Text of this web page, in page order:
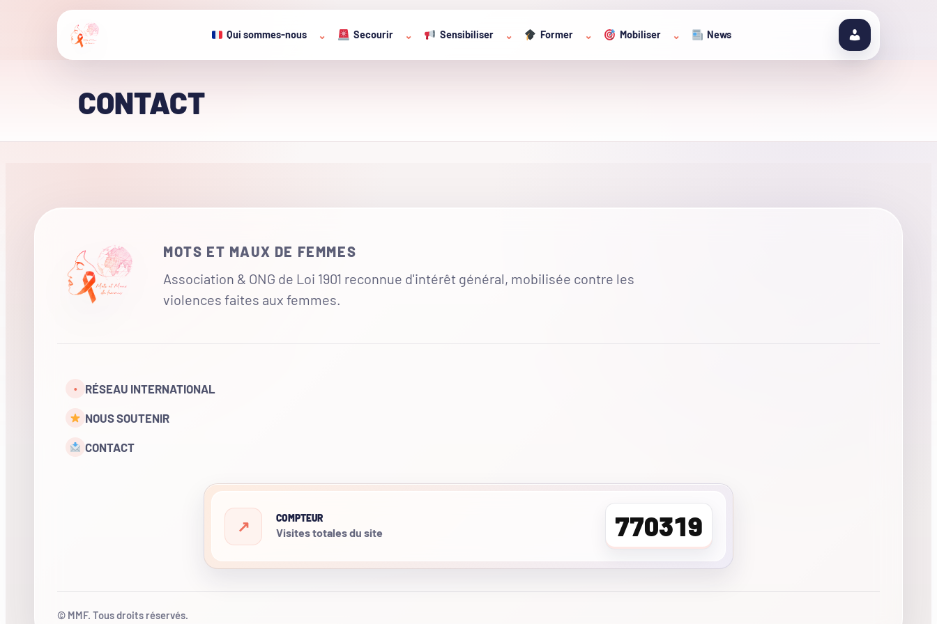
Qui sommes-nous ⌄ Secourir ⌄ Sensibiliser ⌄ Former ⌄ Mobiliser ⌄ News
CONTACT
MOTS ET MAUX DE FEMMES
Association & ONG de Loi 1901 reconnue d'intérêt général, mobilisée contre les
violences faites aux femmes.
• RÉSEAU INTERNATIONAL
NOUS SOUTENIR
CONTACT
COMPTEUR
Visites totales du site 770319
© MMF. Tous droits réservés.